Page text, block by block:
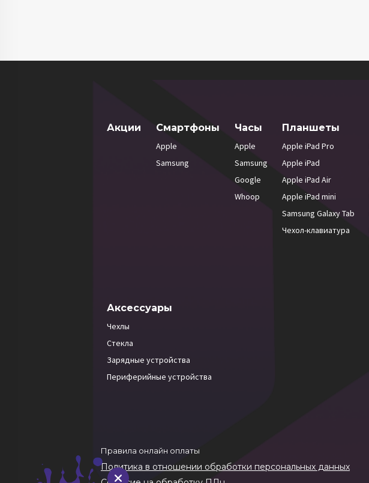
Акции Смартфоны
Apple
Samsung
Часы
Apple
Samsung
Google
Whoop
Планшеты
Apple iPad Pro
Apple iPad
Apple iPad Air
Apple iPad mini
Samsung Galaxy Tab
Чехол-клавиатура
Аксессуары
Чехлы
Стекла
Зарядные устройства
Периферийные устройства
Правила онлайн оплаты
Политика в отношении обработки персональных данных